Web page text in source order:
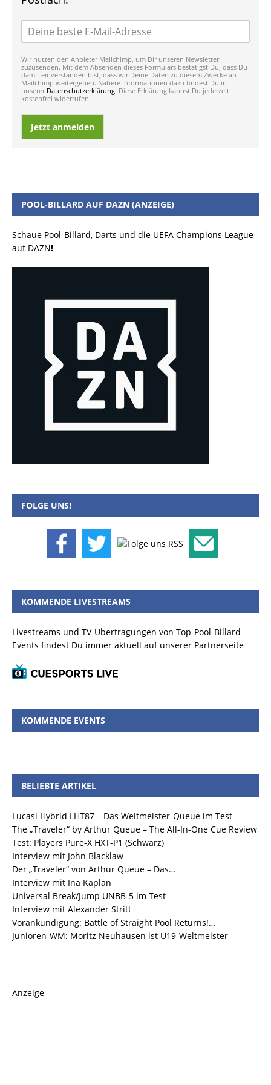
Wir nutzen den Anbieter Mailchimp, um Dir unseren Newsletter
zuzusenden. Mit dem Absenden dieses Formulars bestätigst Du, dass Du
damit einverstanden bist, dass wir Deine Daten zu diesem Zwecke an
Mailchimp weitergeben. Nähere Informationen dazu findest Du in
unserer Datenschutzerklärung. Diese Erklärung kannst Du jederzeit
kostenfrei widerrufen.
Jetzt anmelden
POOL-BILLARD AUF DAZN (ANZEIGE)
Schaue Pool-Billard, Darts und die UEFA Champions League
auf DAZN!
FOLGE UNS!
KOMMENDE LIVESTREAMS
Livestreams und TV-Übertragungen von Top-Pool-Billard-
Events findest Du immer aktuell auf unserer Partnerseite
KOMMENDE EVENTS
BELIEBTE ARTIKEL
Lucasi Hybrid LHT87 – Das Weltmeister-Queue im Test
The „Traveler“ by Arthur Queue – The All-In-One Cue Review
Test: Players Pure-X HXT-P1 (Schwarz)
Interview mit John Blacklaw
Der „Traveler“ von Arthur Queue – Das…
Interview mit Ina Kaplan
Universal Break/Jump UNBB-5 im Test
Interview mit Alexander Stritt
Vorankündigung: Battle of Straight Pool Returns!…
Junioren-WM: Moritz Neuhausen ist U19-Weltmeister
Anzeige